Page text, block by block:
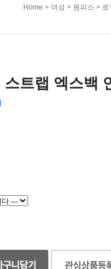
Home > 여성 > 원피스 > 로
트랩 엑스백